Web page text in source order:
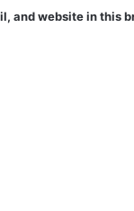
and website in this